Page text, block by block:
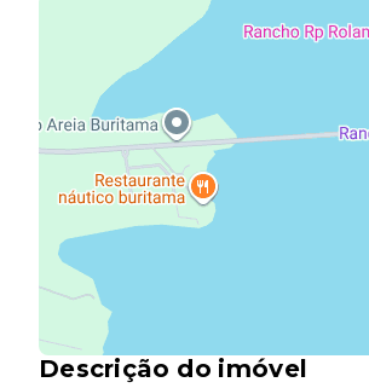
Descrição do imóvel